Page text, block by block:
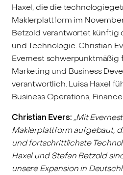
Haxel, die die
Maklerplattform im
Betzold verantwortet künftig
und Technologie. Christian
Evernest schwerpunktmäßig
Marketing und Business
verantwortlich. Luisa Haxel
Business Operations,
Christian Evers: „Mit
Maklerplattform aufgebaut,
und fortschrittlichste
Haxel und Stefan Betzold
unsere Expansion in